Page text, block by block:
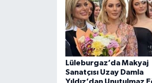
Lüleburgaz’da Makyaj
Sanatçısı Uzay Damla